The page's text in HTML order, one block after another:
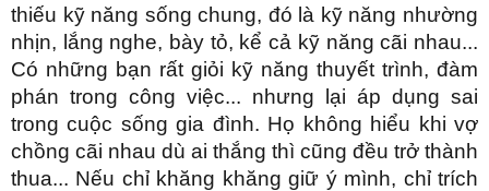
thiếu kỹ năng sống chung, đó là kỹ năng nhường
nhịn, lắng nghe, bày tỏ, kể cả kỹ năng cãi nhau...
Có những bạn rất giỏi kỹ năng thuyết trình, đàm
phán trong công việc... nhưng lại áp dụng sai
trong cuộc sống gia đình. Họ không hiểu khi vợ
chồng cãi nhau dù ai thắng thì cũng đều trở thành
thua... Nếu chỉ khăng khăng giữ ý mình, chỉ trích